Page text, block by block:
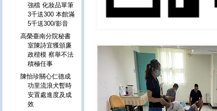
強檔 化妝品單筆
3千送300 本館滿
5千送300/影音
高榮臺南分院秘書
室陳詩宜獲頒廉
政楷模 察舉不法
積極任事
陳怡珍關心仁德成
功里流浪犬暫時
安置處進度及成
效